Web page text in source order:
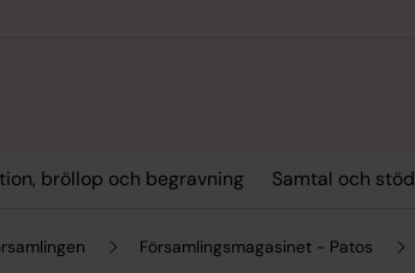
bröllop och begravning Samtal och stöd
Församlingsmagasinet - Patos